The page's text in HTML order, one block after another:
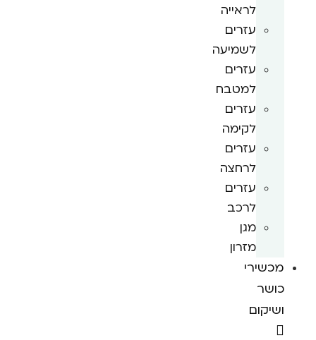
לראייה
עזרים
לשמיעה
עזרים
למטבח
עזרים
לקימה
עזרים
לרחצה
עזרים
לרכב
מגן
מזרון
מכשירי
כושר
ושיקום